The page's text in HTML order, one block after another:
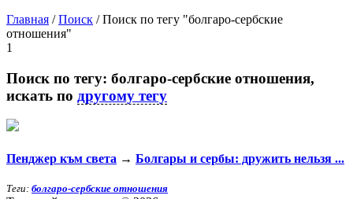
Главная /Поиск /Поиск по тегу "болгаро-сербские
отношения"
1
Поиск по тегу: болгаро-сербские отношения,
искать по другому тегу
Пенджер към света → Болгары и сербы: дружить нельзя ...
Теги: болгаро-сербские отношения